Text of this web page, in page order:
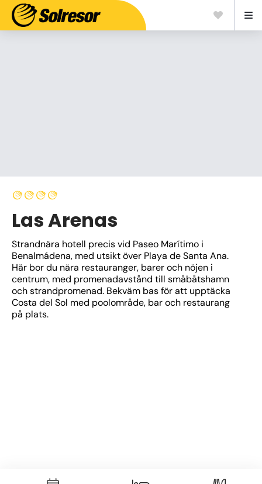
Las Arenas
Strandnära hotell precis vid Paseo Marítimo i
Benalmádena, med utsikt över Playa de Santa Ana.
Här bor du nära restauranger, barer och nöjen i
centrum, med promenadavstånd till småbåtshamn
och strandpromenad. Bekväm bas för att upptäcka
Costa del Sol med poolområde, bar och restaurang
på plats.